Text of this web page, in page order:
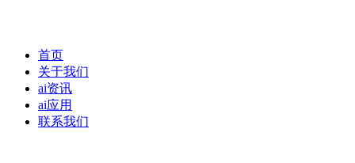
首页
关于我们
ai资讯
ai应用
联系我们